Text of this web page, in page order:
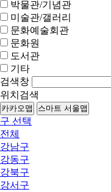
박물관/기념관
미술관/갤러리
문화예술회관
문화원
도서관
기타
검색창
위치검색
카카오맵 스마트 서울맵
구 선택
전체
강남구
강동구
강북구
강서구